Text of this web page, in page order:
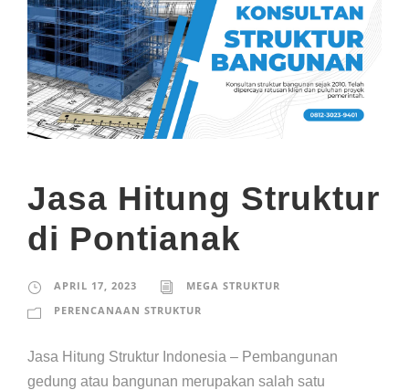
Jasa Hitung Struktur
di Pontianak
APRIL 17, 2023
MEGA STRUKTUR
PERENCANAAN STRUKTUR
Jasa Hitung Struktur Indonesia – Pembangunan
gedung atau bangunan merupakan salah satu